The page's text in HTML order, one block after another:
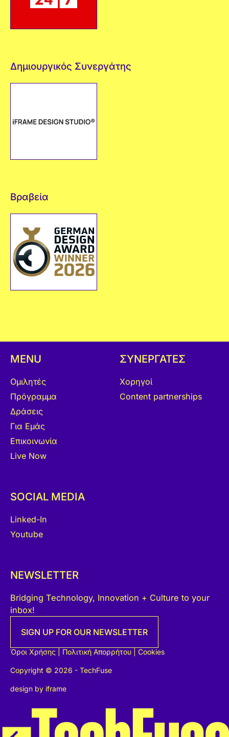
Δημιουργικός Συνεργάτης
Βραβεία
MENU
Ομιλητές
Πρόγραμμα
Δράσεις
Για Εμάς
Επικοινωνία
Live Now
ΣΥΝΕΡΓΑΤΕΣ
Χορηγοί
Content partnerships
NEWSLETTER
Bridging Technology, Innovation + Culture to your
inbox!
SIGN UP FOR OUR NEWSLETTER
SOCIAL MEDIA
Linked-In
Youtube
Copyright © 2026 - TechFuse
Όροι Χρήσης Πολιτική Απορρήτου Cookies
design by iframe